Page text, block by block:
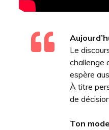
Le
challenge
espère
À titre
de
Ton